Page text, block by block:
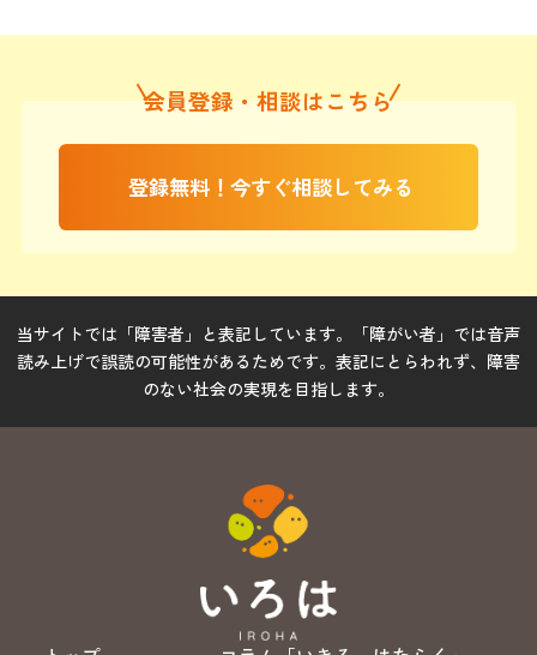
いま […]
会員登録・相談はこちら
登録無料！今すぐ相談してみる
当サイトでは「障害者」と表記しています。「障がい者」では音声
読み上げで誤読の可能性があるためです。表記にとらわれず、障害
のない社会の実現を目指します。